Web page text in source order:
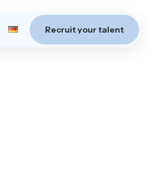
Recruit your talent